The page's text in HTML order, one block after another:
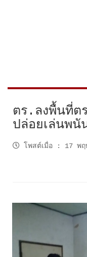
ตร.ลงพื้นที่ต
ปล่อยเล่นพนั
โพสต์เมื่อ : 17 พ